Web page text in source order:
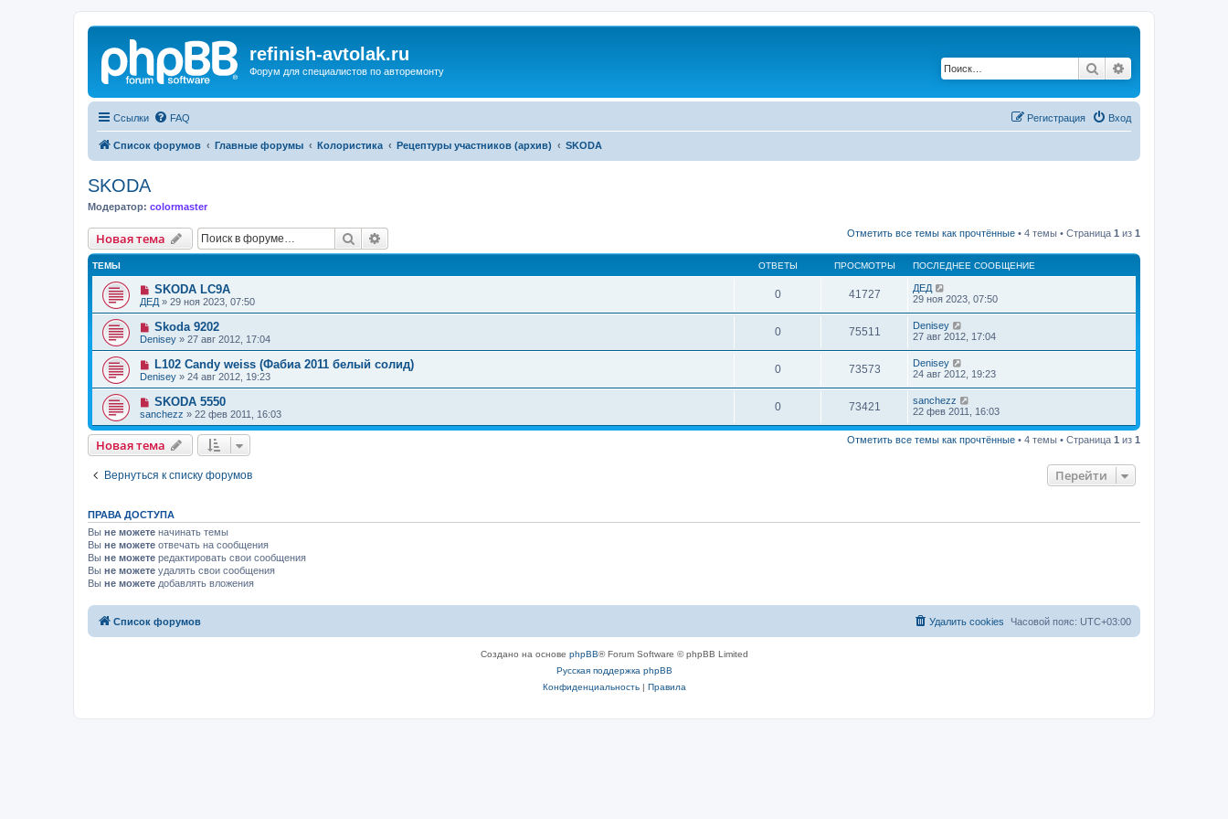
refinish-avtolak.ru
Форум для специалистов по авторемонту Поиск
Ссылки FAQ Вход
Регистрация
Список форумов Главные форумы Колористика Рецептуры участников (архив) SKODA
SKODA
Модератор: colormaster
Новая тема Поиск Отметить все темы как прочтённые • 4 темы • Страница 1 из 1
ТЕМЫ ОТВЕТЫ ПРОСМОТРЫ ПОСЛЕДНЕЕ СООБЩЕНИЕ
SKODA LC9A
ДЕД » 29 ноя 2023, 07:50
0 41727
ДЕД
29 ноя 2023, 07:50
Skoda 9202
Denisey » 27 авг 2012, 17:04
0 75511
Denisey
27 авг 2012, 17:04
L102 Candy weiss (Фабиа 2011 белый солид)
Denisey » 24 авг 2012, 19:23
0 73573
Denisey
24 авг 2012, 19:23
SKODA 5550
sanchezz » 22 фев 2011, 16:03
0 73421
sanchezz
22 фев 2011, 16:03
Новая тема Отметить все темы как прочтённые • 4 темы • Страница 1 из 1
Вернуться к списку форумов Перейти
ПРАВА ДОСТУПА
Вы не можете начинать темы
Вы не можете отвечать на сообщения
Вы не можете редактировать свои сообщения
Вы не можете удалять свои сообщения
Вы не можете добавлять вложения
Список форумов Часовой пояс: UTC+03:00
Удалить cookies
Создано на основе phpBB® Forum Software © phpBB Limited
Русская поддержка phpBB
Конфиденциальность| Правила